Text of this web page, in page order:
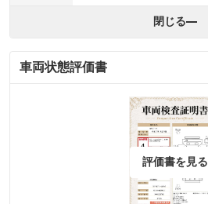
閉じる
車両状態評価書
評価書を見る